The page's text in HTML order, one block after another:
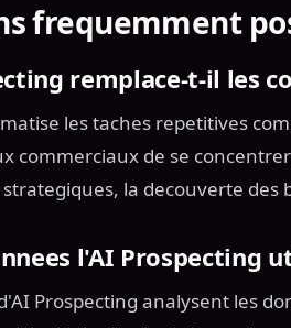
frequemment
remplace-t-il les
les taches repetitives
commerciaux de se
la decouverte des
l'AI Prospecting
Prospecting analysent les